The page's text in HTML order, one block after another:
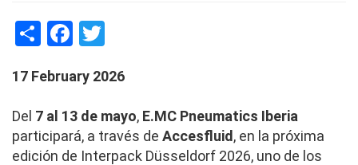
ShareFacebook
17 February 2026
Del 7 al 13 de mayo, E.MC Pneumatics Iberia
participará, a través de Accesfluid, en la próxima
edición de Interpack Düsseldorf 2026, uno de los